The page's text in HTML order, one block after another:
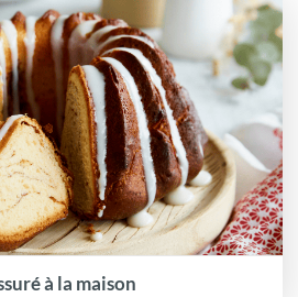
à la maison